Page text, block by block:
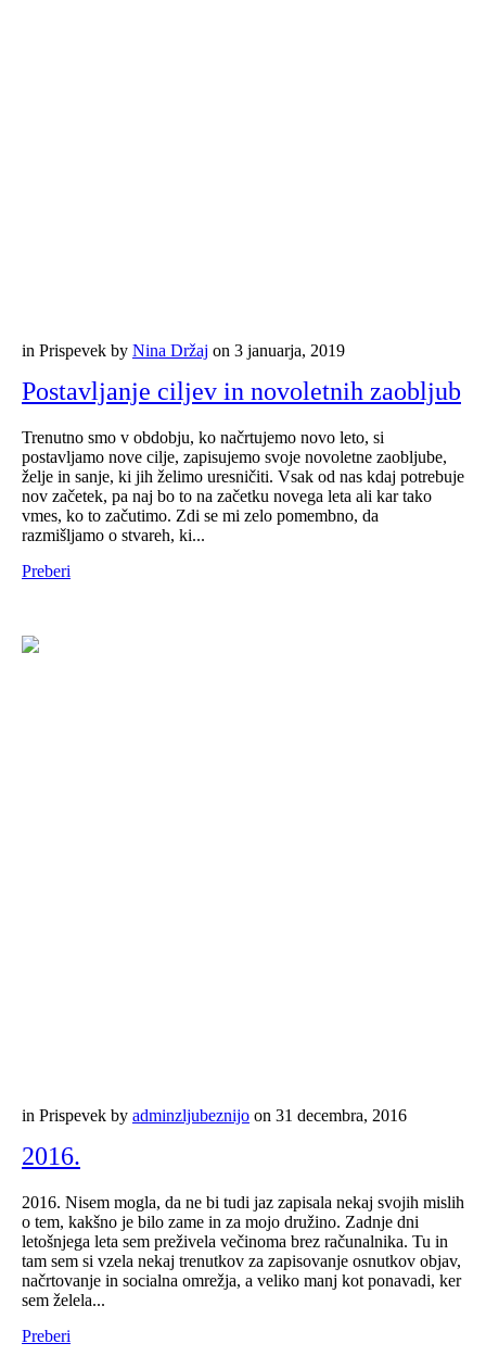
in Prispevek by Nina Držaj on 3 januarja, 2019
Postavljanje ciljev in novoletnih zaobljub
Trenutno smo v obdobju, ko načrtujemo novo leto, si
postavljamo nove cilje, zapisujemo svoje novoletne zaobljube,
želje in sanje, ki jih želimo uresničiti. Vsak od nas kdaj potrebuje
nov začetek, pa naj bo to na začetku novega leta ali kar tako
vmes, ko to začutimo. Zdi se mi zelo pomembno, da
razmišljamo o stvareh, ki...
Preberi
in Prispevek by adminzljubeznijo on 31 decembra, 2016
2016.
2016. Nisem mogla, da ne bi tudi jaz zapisala nekaj svojih mislih
o tem, kakšno je bilo zame in za mojo družino. Zadnje dni
letošnjega leta sem preživela večinoma brez računalnika. Tu in
tam sem si vzela nekaj trenutkov za zapisovanje osnutkov objav,
načrtovanje in socialna omrežja, a veliko manj kot ponavadi, ker
sem želela...
Preberi